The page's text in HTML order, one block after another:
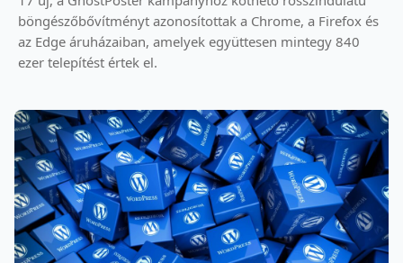
böngészőbővítményt azonosítottak a Chrome, a Firefox és
az Edge áruházaiban, amelyek együttesen mintegy 840
ezer telepítést értek el.